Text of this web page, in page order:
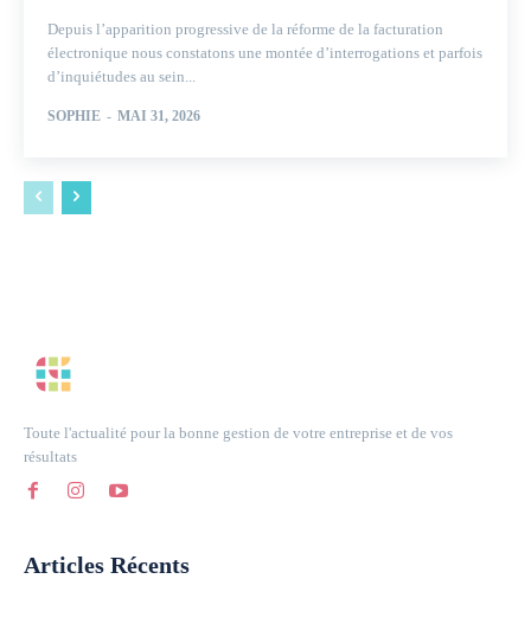
Depuis l’apparition progressive de la réforme de la facturation
électronique nous constatons une montée d’interrogations et parfois
d’inquiétudes au sein...
SOPHIE - MAI 31, 2026
Toute l'actualité pour la bonne gestion de votre entreprise et de vos
résultats
Articles Récents